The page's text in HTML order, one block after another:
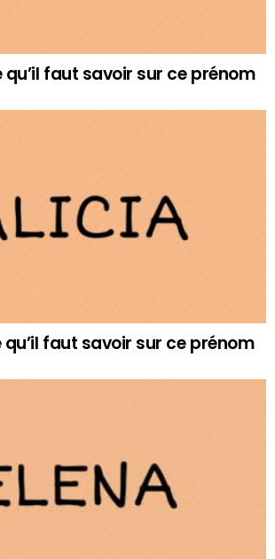
qu’il faut savoir sur ce prénom
faut savoir sur ce prénom